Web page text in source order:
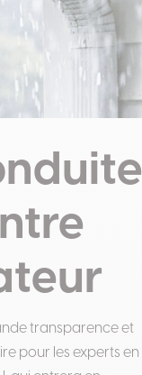
transparence et
pour les experts en